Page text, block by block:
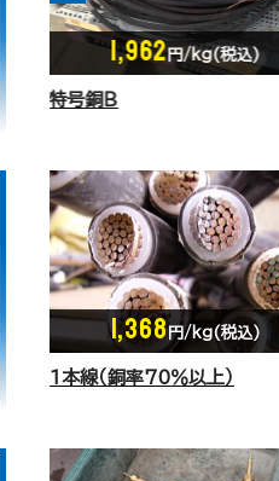
1,962円/kg(税込)
上銅
1,368円/kg(税込)
1本線（銅率70％以上）